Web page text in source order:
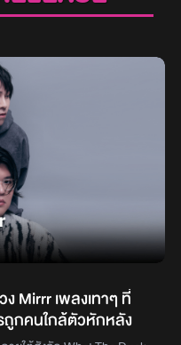
ง Mirrr เพลงเทาๆ ที่
ถูกคนใกล้ตัวหักหลัง